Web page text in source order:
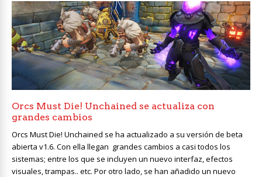
Orcs Must Die! Unchained se actualiza con
grandes cambios
Orcs Must Die! Unchained se ha actualizado a su versión de beta
abierta v1.6. Con ella llegan grandes cambios a casi todos los
sistemas; entre los que se incluyen un nuevo interfaz, efectos
visuales, trampas.. etc. Por otro lado, se han añadido un nuevo